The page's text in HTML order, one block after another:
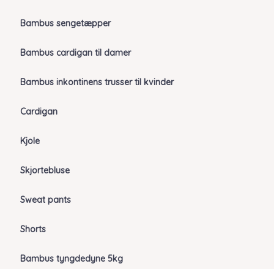
Bambus sengetæpper
Bambus cardigan til damer
Bambus inkontinens trusser til kvinder
Cardigan
Kjole
Skjortebluse
Sweat pants
Shorts
Bambus tyngdedyne 5kg